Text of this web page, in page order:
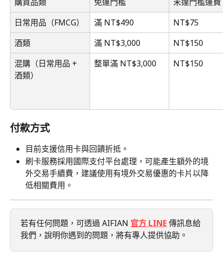
購買品類 免運門檻
未達門檻運費
日常用品（FMCG）
滿 NT$490
NT$75
酒類
滿 NT$3,000
NT$150
混購（日常用品 +
酒類）
整單滿 NT$3,000 NT$150
付款方式
目前支援信用卡與回饋折抵。
刷卡服務採用國際支付平台處理，可能產生額外的境
外交易手續費，建議使用有境外交易優惠的卡片以降
低相關費用。
若有任何問題，可透過 AIFIAN 官方 LINE 傳訊息給
我們，說明你遇到的問題，將有專人提供協助。